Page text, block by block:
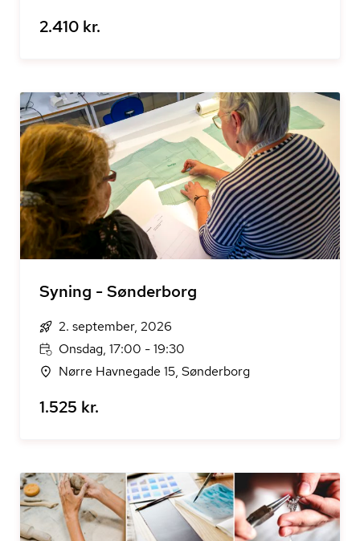
2.410 kr.
Syning - Sønderborg
2. september, 2026
Onsdag, 17:00 - 19:30
Nørre Havnegade 15, Sønderborg
1.525 kr.